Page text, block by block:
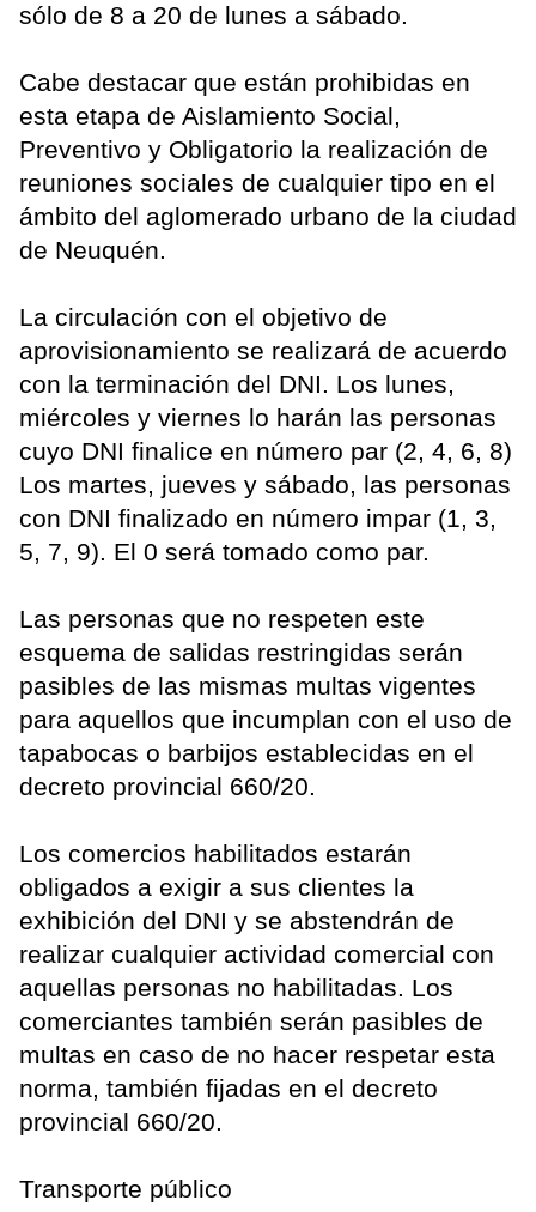
sólo de 8 a 20 de lunes a sábado.
Cabe destacar que están prohibidas en
esta etapa de Aislamiento Social,
Preventivo y Obligatorio la realización de
reuniones sociales de cualquier tipo en el
ámbito del aglomerado urbano de la ciudad
de Neuquén.
La circulación con el objetivo de
aprovisionamiento se realizará de acuerdo
con la terminación del DNI. Los lunes,
miércoles y viernes lo harán las personas
cuyo DNI finalice en número par (2, 4, 6, 8)
Los martes, jueves y sábado, las personas
con DNI finalizado en número impar (1, 3,
5, 7, 9). El 0 será tomado como par.
Las personas que no respeten este
esquema de salidas restringidas serán
pasibles de las mismas multas vigentes
para aquellos que incumplan con el uso de
tapabocas o barbijos establecidas en el
decreto provincial 660/20.
Los comercios habilitados estarán
obligados a exigir a sus clientes la
exhibición del DNI y se abstendrán de
realizar cualquier actividad comercial con
aquellas personas no habilitadas. Los
comerciantes también serán pasibles de
multas en caso de no hacer respetar esta
norma, también fijadas en el decreto
provincial 660/20.
Transporte público